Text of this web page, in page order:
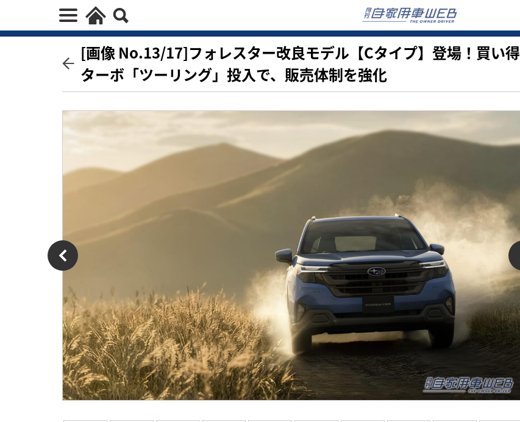
[画像 No.13/17]フォレスター改良モデル【Cタイプ】登場！買い得
ターボ「ツーリング」投入で、販売体制を強化